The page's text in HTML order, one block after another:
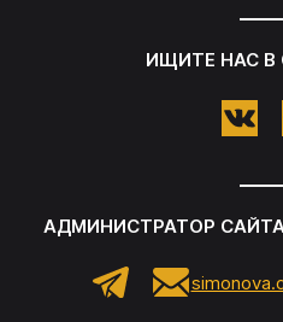
ИЩИТЕ НАС В
АДМИНИСТРАТОР